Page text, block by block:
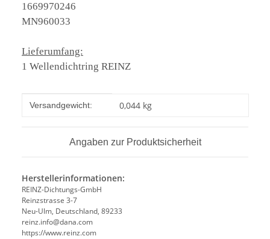
1669970246
MN960033
Lieferumfang:
1 Wellendichtring REINZ
Produkteigenschaft
Wert
Versandgewicht: 0,044 kg
Angaben zur Produktsicherheit
Herstellerinformationen:
REINZ-Dichtungs-GmbH
Reinzstrasse 3-7
Neu-Ulm, Deutschland, 89233
reinz.info@dana.com
https://www.reinz.com